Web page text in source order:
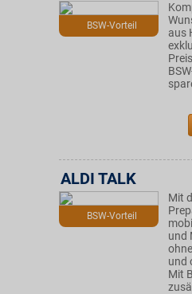
BSW-Vorteil
aus
BSW-Vorteil
ALDI TALK
Mit
und
und
Mit